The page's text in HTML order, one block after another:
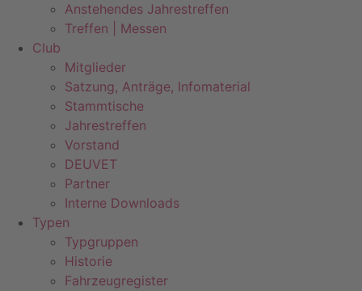
Anstehendes Jahrestreffen
Treffen | Messen
Club
Mitglieder
Satzung, Anträge, Infomaterial
Stammtische
Jahrestreffen
Vorstand
DEUVET
Partner
Interne Downloads
Typen
Typgruppen
Historie
Fahrzeugregister